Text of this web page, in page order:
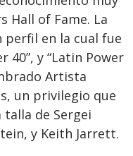
Hall of Fame. La
perfil en la cual fue
40”, y “Latin Power
Artista
un privilegio que
de Sergei
y Keith Jarrett.